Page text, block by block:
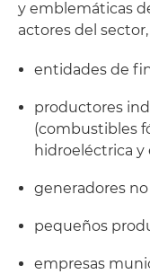
y emblemáticas
actores del
entidades de
productores
(combustibles
hidroeléctrica y
generadores
pequeños
empresas